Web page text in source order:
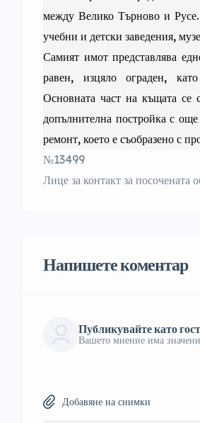
между Велико Търново и Русе.
учебни и детски заведения,
Самият имот представлява
равен, изцяло ограден,
Основната част на къщата се
допълнителна постройка с
ремонт, което е съобразено с
№13499
Лице за контакт за
Напишете коментар
Публикувайте като гост
Вашето мнение има
Добавяне на снимки